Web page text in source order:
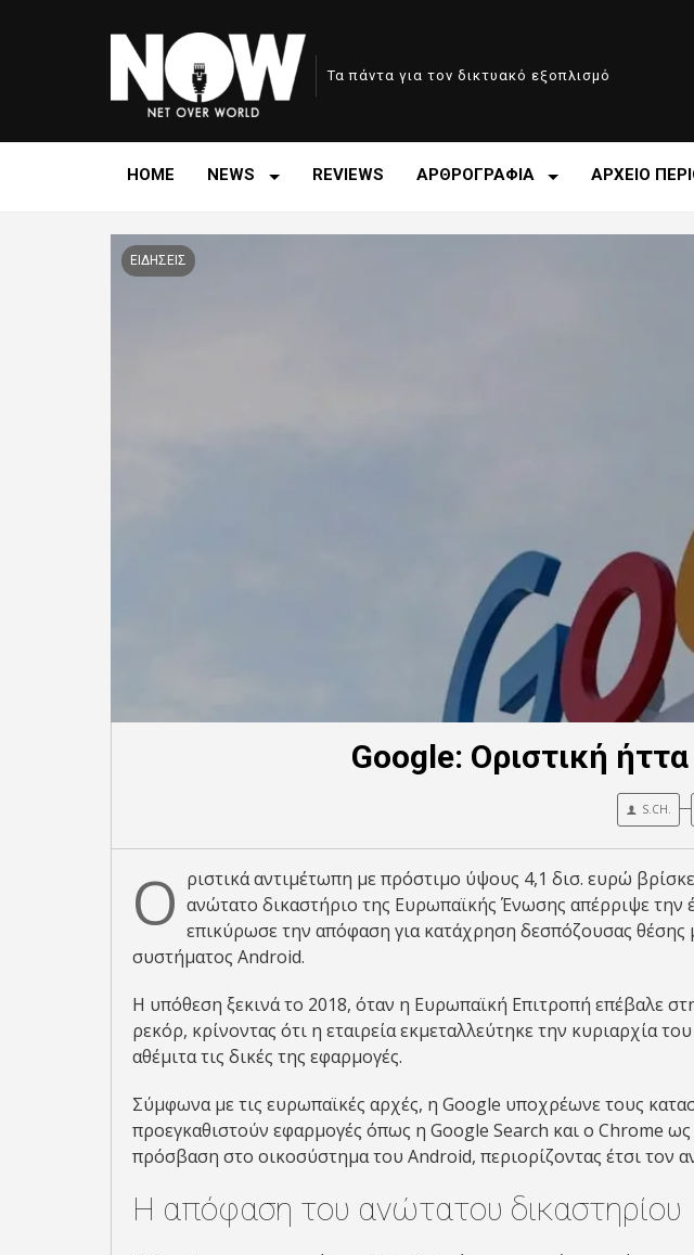
Τα πάντα για τον δικτυακό εξοπλισμό
HOME NEWS REVIEWS ΑΡΘΡΟΓΡΑΦΙΑ ΑΡΧΕΙΟ
ΕΙΔΗΣΕΙΣ
Google: Οριστική
S.CH.
Ο ριστικά αντιμέτωπη με πρόστιμο ύψους 4,1 δισ. ευρώ
ανώτατο δικαστήριο της Ευρωπαϊκής Ένωσης απέρριψε την
επικύρωσε την απόφαση για κατάχρηση δεσπόζουσας θέσης
συστήματος Android.
Η υπόθεση ξεκινά το 2018, όταν η Ευρωπαϊκή Επιτροπή επέβαλε
ρεκόρ, κρίνοντας ότι η εταιρεία εκμεταλλεύτηκε την κυριαρχία
αθέμιτα τις δικές της εφαρμογές.
Σύμφωνα με τις ευρωπαϊκές αρχές, η Google υποχρέωνε τους
προεγκαθιστούν εφαρμογές όπως η Google Search και ο Chrome
πρόσβαση στο οικοσύστημα του Android, περιορίζοντας έτσι τον
Η απόφαση του ανώτατου δικαστηρίου